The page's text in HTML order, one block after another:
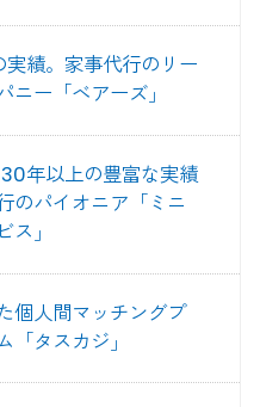
績。家事代行のリー
ニー「ベアーズ」
年以上の豊富な実績
のパイオニア「ミニ
ス」
個人間マッチングプ
「タスカジ」